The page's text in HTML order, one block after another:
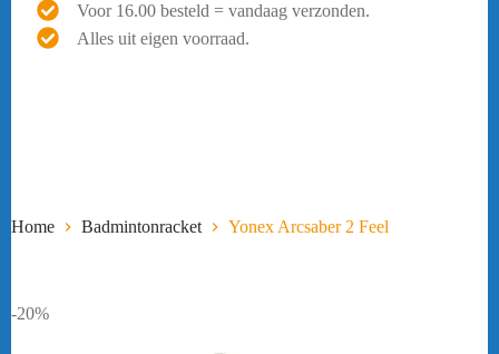
Voor 16.00 besteld = vandaag verzonden.
Alles uit eigen voorraad.
Home Badmintonracket Yonex Arcsaber 2 Feel
-20%